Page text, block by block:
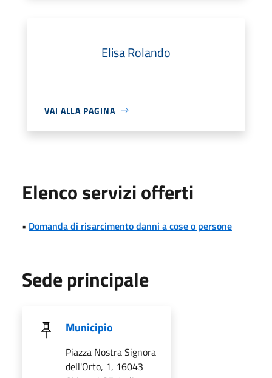
Elisa Rolando
VAI ALLA PAGINA
Elenco servizi offerti
• Domanda di risarcimento danni a cose o persone
Sede principale
Municipio
Piazza Nostra Signora
dell'Orto, 1, 16043